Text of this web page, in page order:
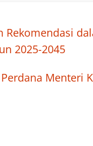
Rekomendasi
2025-2045
Menteri